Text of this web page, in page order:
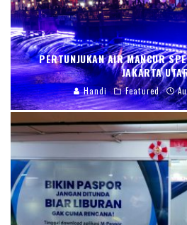
PERTUNJUKAN AIR MANCUR
JAKARTA
Handi Featured